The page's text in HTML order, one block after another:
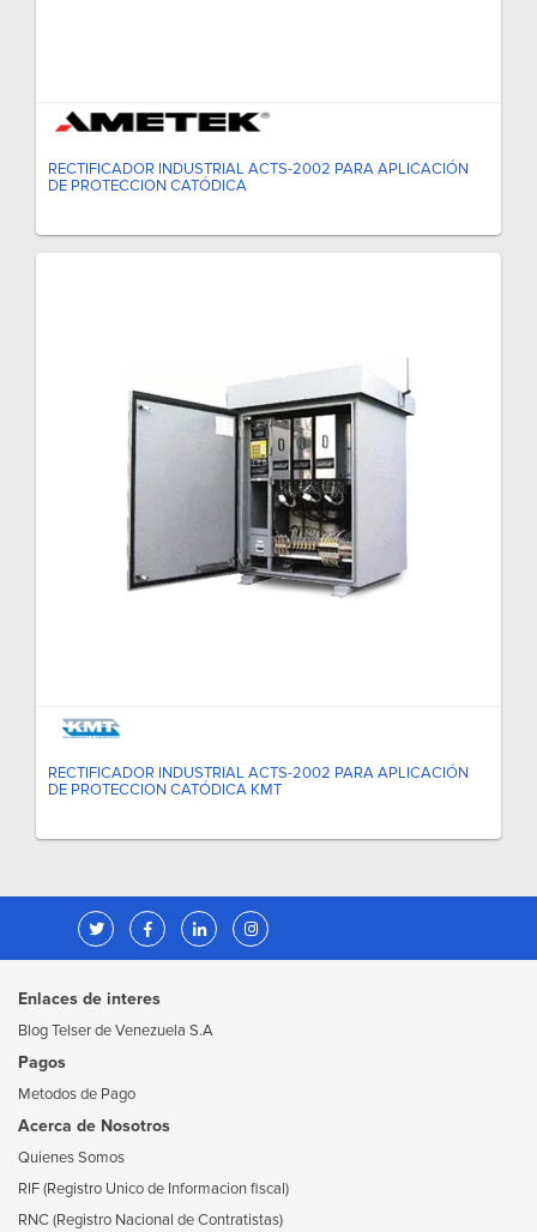
RECTIFICADOR INDUSTRIAL ACTS-2002 PARA APLICACIÓN
DE PROTECCION CATÓDICA
RECTIFICADOR INDUSTRIAL ACTS-2002 PARA APLICACIÓN
DE PROTECCION CATÓDICA KMT
Enlaces de interes
Blog Telser de Venezuela S.A
Pagos
Metodos de Pago
Acerca de Nosotros
Quienes Somos
RIF (Registro Unico de Informacion fiscal)
RNC (Registro Nacional de Contratistas)